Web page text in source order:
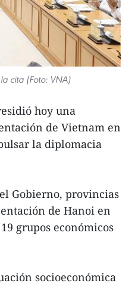
cita (Foto: VNA)
hoy una
de Vietnam en
la diplomacia
Gobierno, provincias
de Hanoi en
grupos económicos
socioeconómica